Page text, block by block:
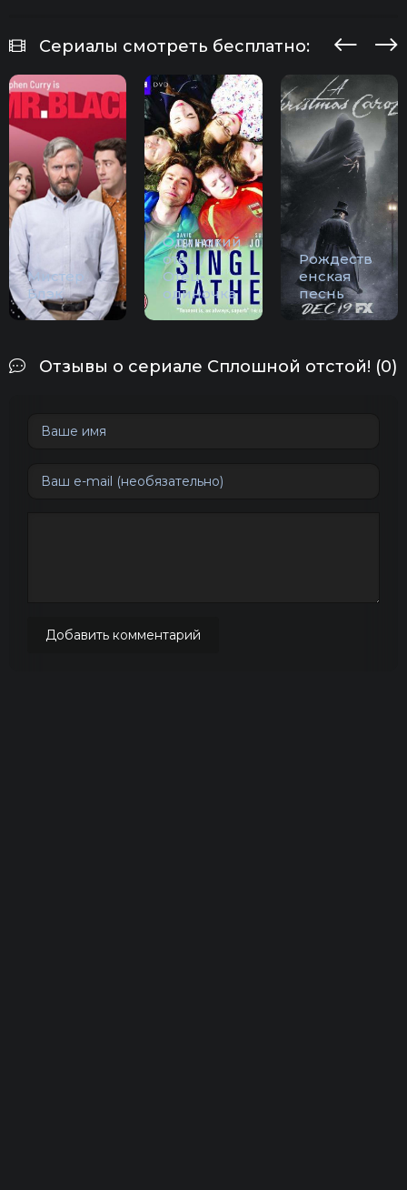
Сериалы смотреть бесплатно:
Мистер
Блэк
Одинокий
отец /
Отец-
одиночка
Рождеств
енская
песнь
Отзывы о сериале Сплошной отстой! (0)
Добавить комментарий